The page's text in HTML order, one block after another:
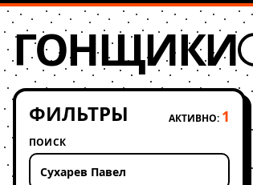
ГОНЩИКИ
ФИЛЬТРЫ АКТИВНО: 1
ПОИСК